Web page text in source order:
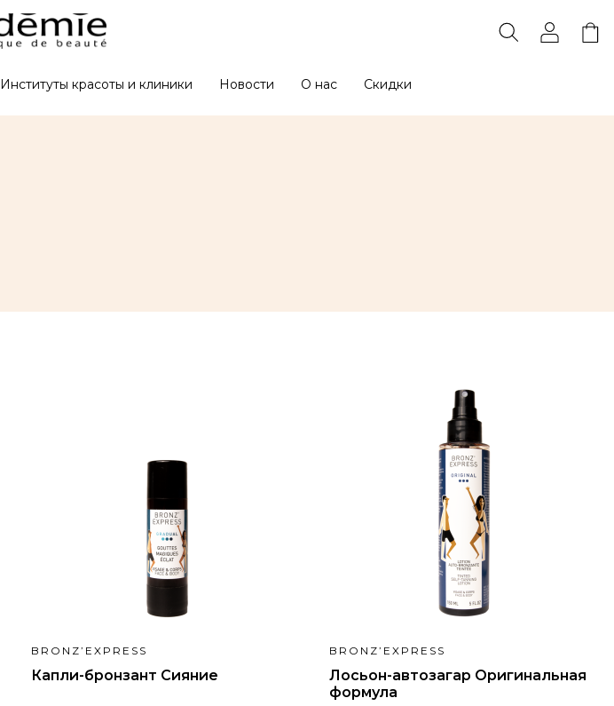
Институты красоты и клиники Новости О нас Скидки
BRONZ’EXPRESS
Капли-бронзант Сияние
BRONZ’EXPRESS
Лосьон-автозагар Оригинальная
формула